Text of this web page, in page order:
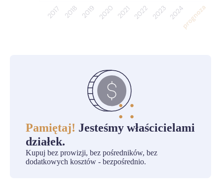
Pamiętaj! Jesteśmy właścicielami
działek.
Kupuj bez prowizji, bez pośredników, bez
dodatkowych kosztów - bezpośrednio.